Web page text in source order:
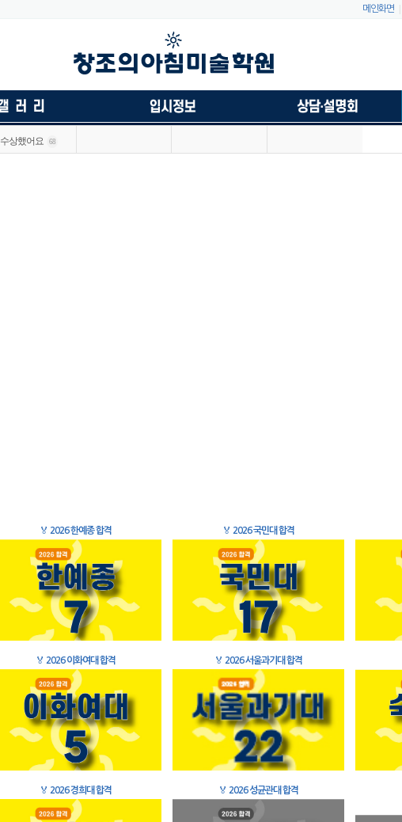
메인화면
수상했어요 68
🏅 2026 한예종 합격 🏅 2026 국민대 합격
🏅 2026 이화여대 합격 🏅 2026 서울과기대 합격
🏅 2026 경희대 합격 🏅 2026 성균관대 합격